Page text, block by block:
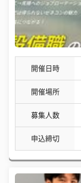
開催日時
開催場所
募集人数
申込締切